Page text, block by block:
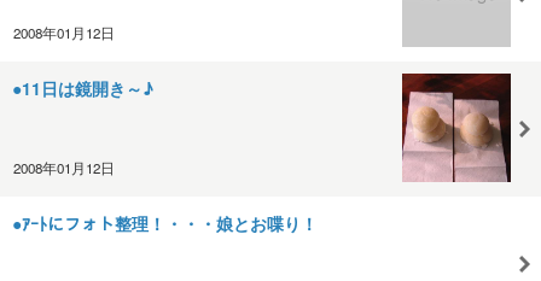
2008年01月12日
●11日は鏡開き～♪
2008年01月12日
●ｱｰﾄにフォト整理！・・・娘とお喋り！